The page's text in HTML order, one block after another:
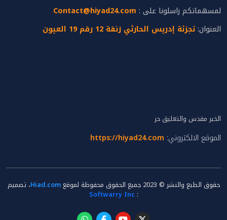
لمسهماتكم راسلونا على : Contact@hiyad24.com
العنوان:تجزئة إدريس الحارثي زنقة 12 رقم 19 العيون
الخبر مقدس والتعليق حر
الموقع الالكتروني:
حقوق الطبع والنشر © 2023 جميع الحقوق محفوظة لموقع Hiad.com، تصميم
:
Softwarry Inc